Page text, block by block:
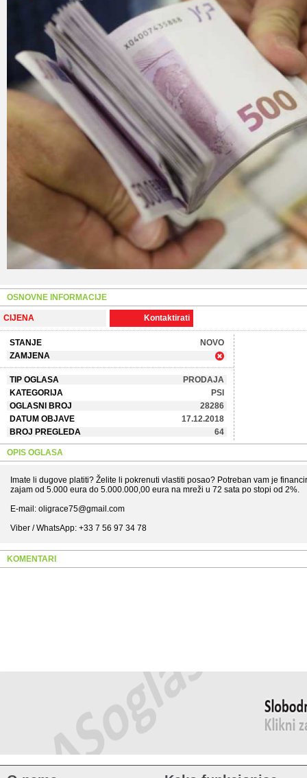
OSNOVNE INFORMACIJE
CIJENA Kontaktirati
STANJE
NOVO
ZAMJENA
TIP OGLASA
PRODAJA
KATEGORIJA
PSI
OGLASNI BROJ
28286
DATUM OBJAVE
17.12.2018
BROJ PREGLEDA
64
OPIS OGLASA
Imate li dugove platiti? Želite li pokrenuti vlastiti posao? Potreban vam je
zajam od 5.000 eura do 5.000.000,00 eura na mreži u 72 sata po stopi od 2%.
E-mail: oligrace75@gmail.com
Viber / WhatsApp: +33 7 56 97 34 78
KOMENTARI